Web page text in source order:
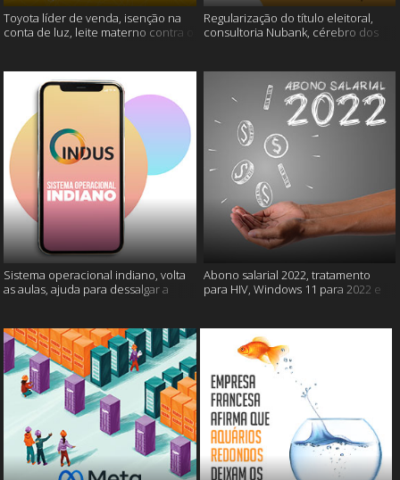
Toyota líder de venda, isenção na
conta de luz, leite materno contra o
Regularização do título eleitoral,
consultoria Nubank, cérebro dos
Sistema operacional indiano, volta
as aulas, ajuda para dessalgar a
Abono salarial 2022, tratamento
para HIV, Windows 11 para 2022 e